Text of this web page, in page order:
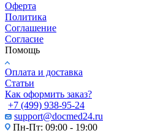
Оферта
Политика
Соглашение
Согласие
Помощь
Оплата и доставка
Статьи
Как оформить заказ?
+7 (499) 938-95-24
support@docmed24.ru
Пн-Пт: 09:00 - 19:00